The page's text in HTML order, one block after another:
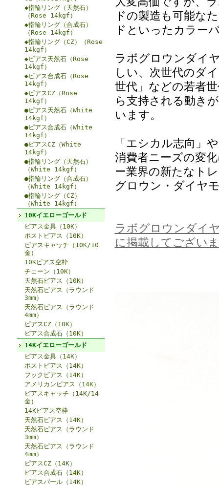
◆指輪リング（天然石）
（Rose 14kgf）
◆指輪リング（合成石）
（Rose 14kgf）
◆指輪リング（CZ）（Rose
14kgf）
◆ピアス天然石（Rose
14kgf）
◆ピアス合成石（Rose
14kgf）
◆ピアスCZ（Rose
14kgf）
●ピアス天然石（White
14kgf）
●ピアス合成石（White
14kgf）
●ピアスCZ（White
14kgf）
●指輪リング（天然石）
（White 14kgf）
●指輪リング（合成石）
（White 14kgf）
●指輪リング（CZ）
（White 14kgf）
10Kイエローゴールド
ピアス金具（10K）
ポストピアス（10K）
ピアスキャッチ（10K/10
金）
10Kピアス空枠
チェーン（10K）
天然石ピアス（10K）
天然石ピアス（ラウンド
3mm）
天然石ピアス（ラウンド
4mm）
ピアスCZ（10K）
ピアス合成石（10K）
14Kイエローゴールド
ピアス金具（14K）
ポストピアス（14K）
フックピアス（14K）
アメリカンピアス（14K）
ピアスキャッチ（14K/14
金）
14Kピアス空枠
天然石ピアス（14K）
天然石ピアス（ラウンド
3mm）
天然石ピアス（ラウンド
4mm）
ピアスCZ（14K）
ピアス合成石（14K）
ピアスパール（14K）
ドの製造も可能な
ドといったカラー
ラボグロウンダイ
しい、次世代のダ
世代」などの若者
ら支持される動き
います。
「エシカル志向」
消費者ニーズの変
ー業界の新たなト
グロウン・ダイヤ
ラボグロウンダイ
に掲載してござい